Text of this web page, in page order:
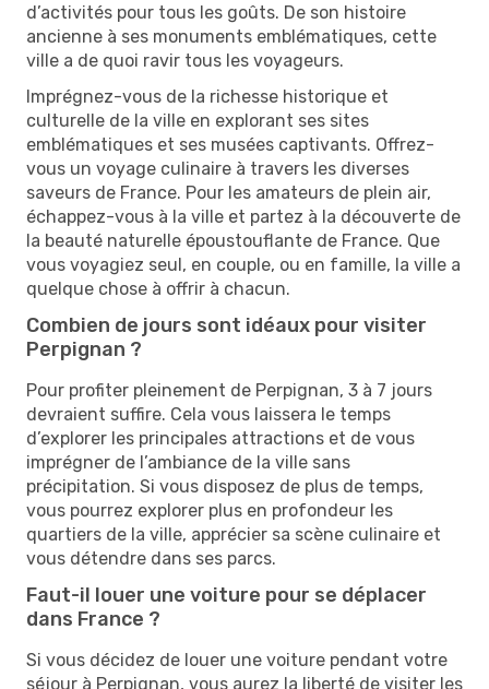
d’activités pour tous les goûts. De son histoire
ancienne à ses monuments emblématiques, cette
ville a de quoi ravir tous les voyageurs.
Imprégnez-vous de la richesse historique et
culturelle de la ville en explorant ses sites
emblématiques et ses musées captivants. Offrez-
vous un voyage culinaire à travers les diverses
saveurs de France. Pour les amateurs de plein air,
échappez-vous à la ville et partez à la découverte de
la beauté naturelle époustouflante de France. Que
vous voyagiez seul, en couple, ou en famille, la ville a
quelque chose à offrir à chacun.
Combien de jours sont idéaux pour visiter
Perpignan ?
Pour profiter pleinement de Perpignan, 3 à 7 jours
devraient suffire. Cela vous laissera le temps
d’explorer les principales attractions et de vous
imprégner de l’ambiance de la ville sans
précipitation. Si vous disposez de plus de temps,
vous pourrez explorer plus en profondeur les
quartiers de la ville, apprécier sa scène culinaire et
vous détendre dans ses parcs.
Faut-il louer une voiture pour se déplacer
dans France ?
Si vous décidez de louer une voiture pendant votre
séjour à Perpignan, vous aurez la liberté de visiter les